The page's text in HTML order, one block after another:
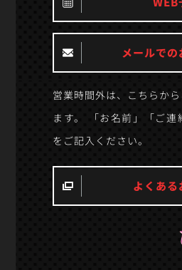
メールで
営業時間外は、こちらか
ます。 「お名前」「ご連
をご記入ください。
よくある